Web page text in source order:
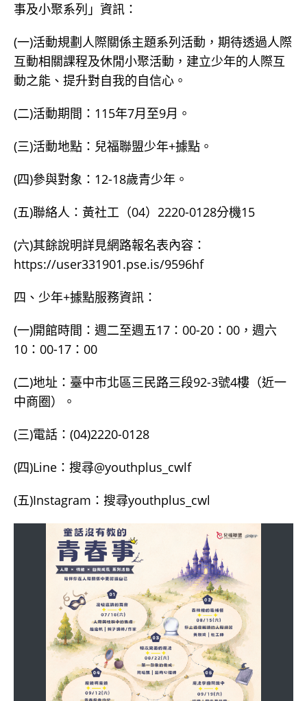
事及小聚系列」資訊：
(一)活動規劃人際關係主題系列活動，期待透過人際
互動相關課程及休閒小聚活動，建立少年的人際互
動之能、提升對自我的自信心。
(二)活動期間：115年7月至9月。
(三)活動地點：兒福聯盟少年+據點。
(四)參與對象：12-18歲青少年。
(五)聯絡人：黃社工（04）2220-0128分機15
(六)其餘說明詳見網路報名表內容：
https://user331901.pse.is/9596hf
四、少年+據點服務資訊：
(一)開館時間：週二至週五17：00-20：00，週六
10：00-17：00
(二)地址：臺中市北區三民路三段92-3號4樓（近一
中商圈）。
(三)電話：(04)2220-0128
(四)Line：搜尋@youthplus_cwlf
(五)Instagram：搜尋youthplus_cwl